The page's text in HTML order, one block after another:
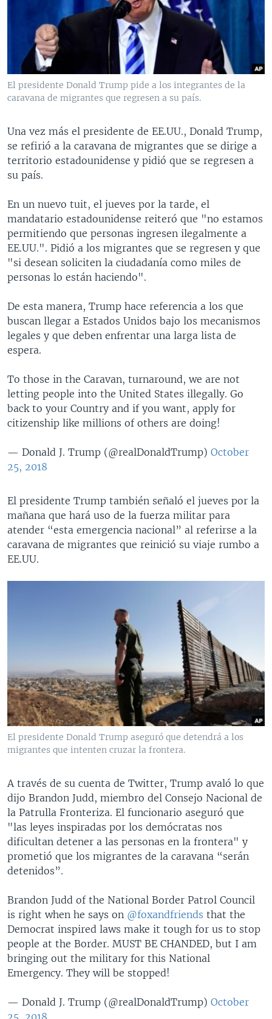
BRASIL
ENTRETENIMIENTO Y CULTURA
TECNOLOGÍA
DEPORTES
CIENCIA Y SALUD
VIDEOS
FOTOGRAFÍA
AUDIOS
PROGRAMAS TV
EL MUNDO AL DÍA
FORO INTERAMERICANO
VISIÓN 360
PANORAMA
RADIO
AVANCE INFORMATIVO
AUDIONOTICIAS
ESTADOS UNIDOS AL DÍA
EL MUNDO AL DÍA [RADIO]
DEPORTIVO INTERNACIONAL
NOTA ECONÓMICA
ENTRETENIMIENTO
DIRECT
DOCUMENTALES DE LA VOA
Learning English
SÍGANOS
Idiomas
El presidente Donald Trump pide a los integrantes de la
caravana de migrantes que regresen a su país.
Una vez más el presidente de EE.UU., Donald Trump,
se refirió a la caravana de migrantes que se dirige a
territorio estadounidense y pidió que se regresen a
su país.
En un nuevo tuit, el jueves por la tarde, el
mandatario estadounidense reiteró que "no estamos
permitiendo que personas ingresen ilegalmente a
EE.UU.". Pidió a los migrantes que se regresen y que
"si desean soliciten la ciudadanía como miles de
personas lo están haciendo".
De esta manera, Trump hace referencia a los que
buscan llegar a Estados Unidos bajo los mecanismos
legales y que deben enfrentar una larga lista de
espera.
To those in the Caravan, turnaround, we are not
letting people into the United States illegally. Go
back to your Country and if you want, apply for
citizenship like millions of others are doing!
— Donald J. Trump (@realDonaldTrump) October
25, 2018
El presidente Trump también señaló el jueves por la
mañana que hará uso de la fuerza militar para
atender “esta emergencia nacional” al referirse a la
caravana de migrantes que reinició su viaje rumbo a
EE.UU.
El presidente Donald Trump aseguró que detendrá a los
migrantes que intenten cruzar la frontera.
A través de su cuenta de Twitter, Trump avaló lo que
dijo Brandon Judd, miembro del Consejo Nacional de
la Patrulla Fronteriza. El funcionario aseguró que
"las leyes inspiradas por los demócratas nos
dificultan detener a las personas en la frontera" y
prometió que los migrantes de la caravana “serán
detenidos”.
Brandon Judd of the National Border Patrol Council
is right when he says on @foxandfriends that the
Democrat inspired laws make it tough for us to stop
people at the Border. MUST BE CHANDED, but I am
bringing out the military for this National
Emergency. They will be stopped!
— Donald J. Trump (@realDonaldTrump) October
25, 2018